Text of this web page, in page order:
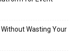
Wasting Your